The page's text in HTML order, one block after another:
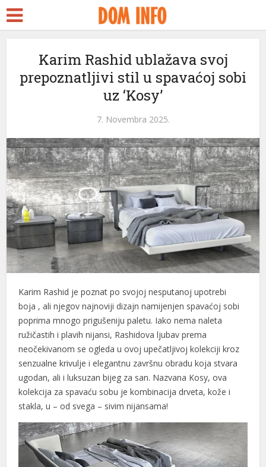
Escort
ifşa
paketleri
panel
panel
panel
panel
panel
panel
panel
panel
Karim Rashid ublažava svoj
prepoznatljivi stil u spavaćoj sobi
uz ‘Kosy’
7. Novembra 2025.
Karim Rashid je poznat po svojoj nesputanoj upotrebi
boja , ali njegov najnoviji dizajn namijenjen spavaćoj sobi
poprima mnogo prigušeniju paletu. Iako nema naleta
ružičastih i plavih nijansi, Rashidova ljubav prema
neočekivanom se ogleda u ovoj upečatljivoj kolekciji kroz
senzualne krivulje i elegantnu završnu obradu koja stvara
ugodan, ali i luksuzan bijeg za san. Nazvana Kosy, ova
kolekcija za spavaću sobu je kombinacija drveta, kože i
stakla, u – od svega – sivim nijansama!